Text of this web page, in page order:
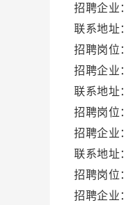
招聘企业：
联系地址
招聘岗位：
招聘企业：
联系地址
招聘岗位：
招聘企业：
联系地址
招聘岗位：
招聘企业：